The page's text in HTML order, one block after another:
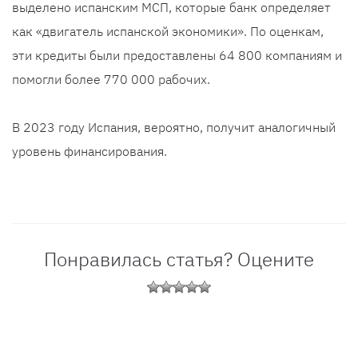
выделено испанским МСП, которые банк определяет
как «двигатель испанской экономики». По оценкам,
эти кредиты были предоставлены 64 800 компаниям и
помогли более 770 000 рабочих.
В 2023 году Испания, вероятно, получит аналогичный
уровень финансирования.
Понравилась статья? Оцените